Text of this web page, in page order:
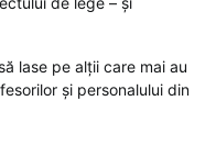
lase pe alții care mai au
și personalului din